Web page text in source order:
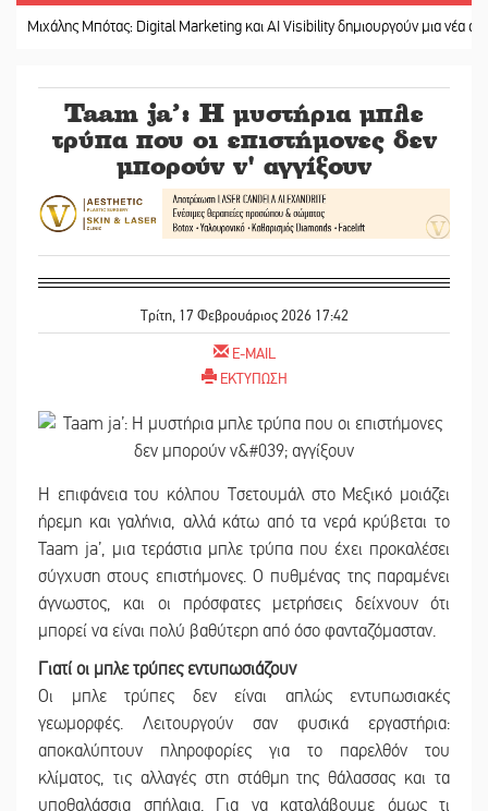
Μπότας: Digital Marketing και AI Visibility δημιουργούν μια νέα αγορά
Taam ja’: Η μυστήρια μπλε
τρύπα που οι επιστήμονες δεν
μπορούν ν' αγγίξουν
Τρίτη, 17 Φεβρουάριος 2026 17:42
E-MAIL
ΕΚΤΥΠΩΣΗ
Η επιφάνεια του κόλπου Τσετουμάλ στο Μεξικό μοιάζει
ήρεμη και γαλήνια, αλλά κάτω από τα νερά κρύβεται το
Taam ja’, μια τεράστια μπλε τρύπα που έχει προκαλέσει
σύγχυση στους επιστήμονες. Ο πυθμένας της παραμένει
άγνωστος, και οι πρόσφατες μετρήσεις δείχνουν ότι
μπορεί να είναι πολύ βαθύτερη από όσο φανταζόμασταν.
Γιατί οι μπλε τρύπες εντυπωσιάζουν
Οι μπλε τρύπες δεν είναι απλώς εντυπωσιακές
γεωμορφές. Λειτουργούν σαν φυσικά εργαστήρια:
αποκαλύπτουν πληροφορίες για το παρελθόν του
κλίματος, τις αλλαγές στη στάθμη της θάλασσας και τα
υποθαλάσσια σπήλαια. Για να καταλάβουμε όμως τι